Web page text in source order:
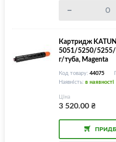
Картридж
5051/5250/5255/
г/туба, Magenta
Код товару: 44075
Наявність: в наявності
Ціна
3 520.00₴